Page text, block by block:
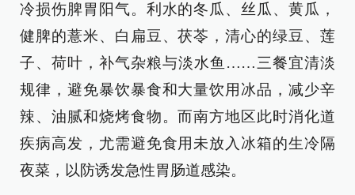
冷损伤脾胃阳气。利水的冬瓜、丝瓜、黄瓜，
健脾的薏米、白扁豆、茯苓，清心的绿豆、莲
子、荷叶，补气杂粮与淡水鱼……三餐宜清淡
规律，避免暴饮暴食和大量饮用冰品，减少辛
辣、油腻和烧烤食物。而南方地区此时消化道
疾病高发，尤需避免食用未放入冰箱的生冷隔
夜菜，以防诱发急性胃肠道感染。